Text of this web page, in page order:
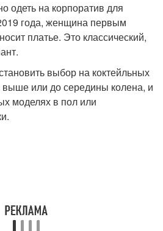
одеть на корпоратив для
года, женщина первым
платье. Это классический,
выбор на коктейльных
выше или до середины колена, и
моделях в пол или